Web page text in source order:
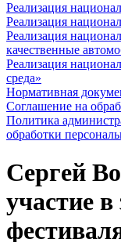
Реализация
Реализация
Реализация
качественные
Реализация
среда»
Нормативная
Соглашение на
Политика
обработки
Сергей
участие